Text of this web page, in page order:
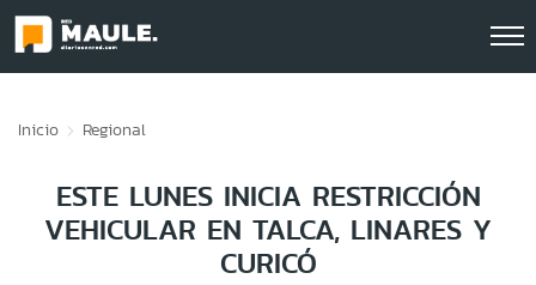
Inicio Regional
ESTE LUNES INICIA RESTRICCIÓN
VEHICULAR EN TALCA, LINARES Y
CURICÓ